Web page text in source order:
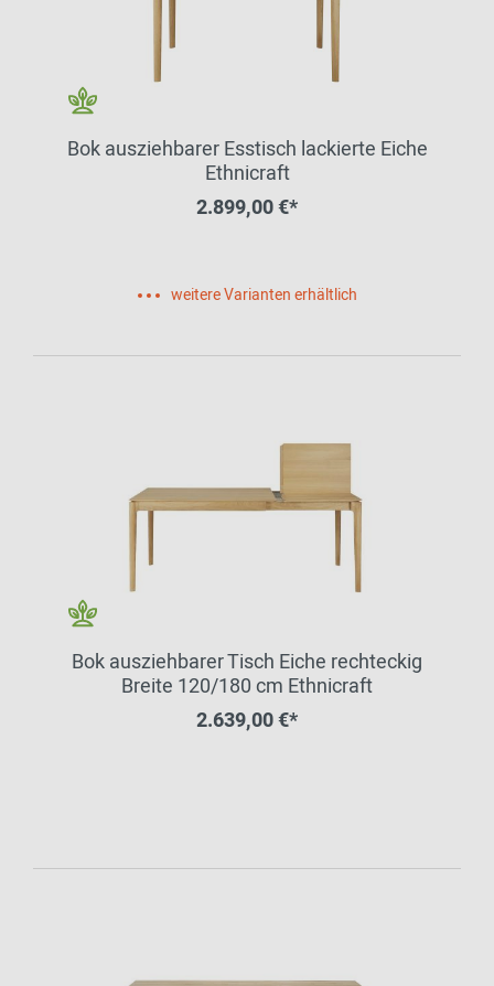
Bok ausziehbarer Esstisch lackierte Eiche
Ethnicraft
2.899,00 €*
weitere Varianten erhältlich
Bok ausziehbarer Tisch Eiche rechteckig
Breite 120/180 cm Ethnicraft
2.639,00 €*